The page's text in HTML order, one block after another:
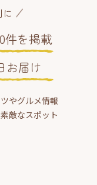
件を掲載
お届け
やグルメ情報
敵なスポット